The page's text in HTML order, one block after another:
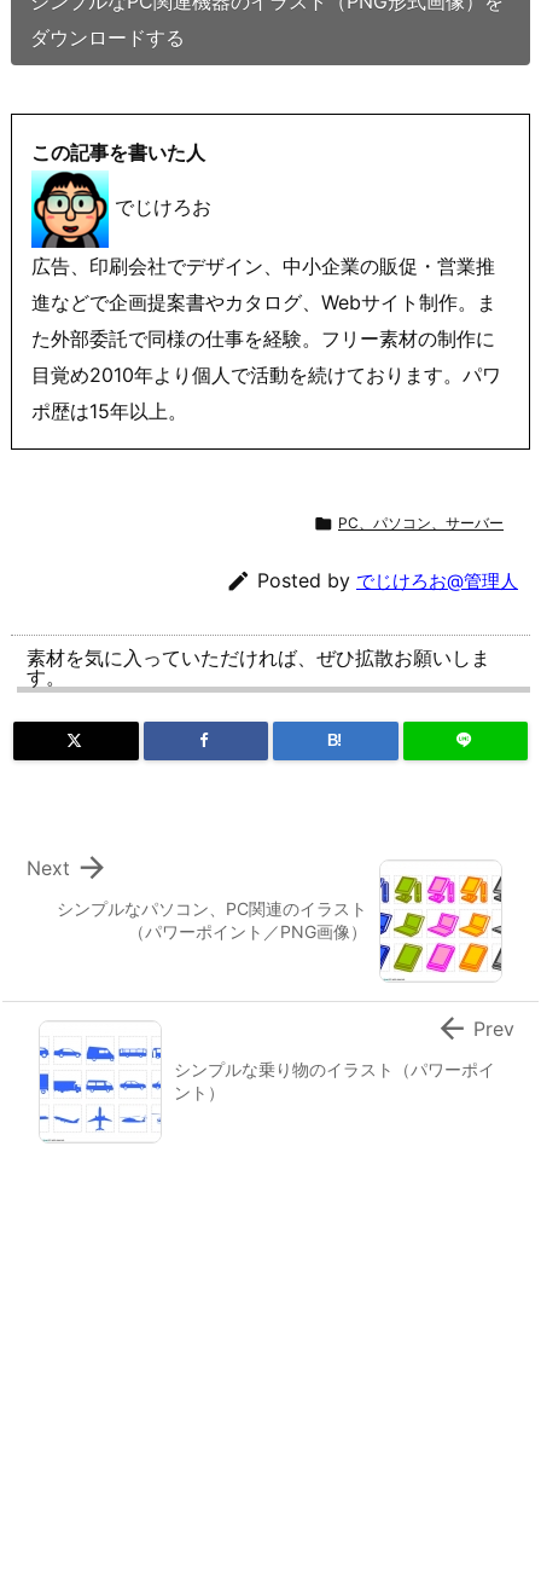
ダウンロードする
この記事を書いた人
でじけろお
広告、印刷会社でデザイン、中小企業の販促・営業推
進などで企画提案書やカタログ、Webサイト制作。ま
た外部委託で同様の仕事を経験。フリー素材の制作に
目覚め2010年より個人で活動を続けております。パワ
ポ歴は15年以上。
 PC、パソコン、サーバー
 Posted by でじけろお@管理人
素材を気に入っていただければ、ぜひ拡散お願いしま
す。
B!
シンプルなパソコン、PC関連のイラスト
（パワーポイント／PNG画像）

Next
シンプルな乗り物のイラスト（パワーポイ
ント）
 Prev